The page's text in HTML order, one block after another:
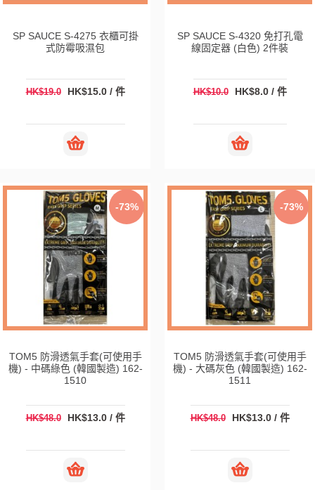
SP SAUCE S-4275 衣櫃可掛
式防霉吸濕包
HK$19.0 HK$15.0 / 件
SP SAUCE S-4320 免打孔電
線固定器 (白色) 2件裝
HK$10.0 HK$8.0 / 件
-73%
TOM5 防滑透氣手套(可使用手
機) - 中碼綠色 (韓國製造) 162-
1510
HK$48.0 HK$13.0 / 件
-73%
TOM5 防滑透氣手套(可使用手
機) - 大碼灰色 (韓國製造) 162-
1511
HK$48.0 HK$13.0 / 件